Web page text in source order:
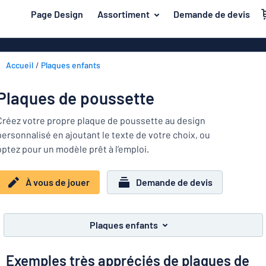
principal
Page Design Assortiment Demande de devis
Porte et boîte aux lettres
Maison et intérieur
Trafic et véhicules
Badges
Plaques animaux
Plaques enfants
Autocollants
Banderoles
Plaques
Plaques
Les
demandés
Matière
Porte
et
aux
lettres
Maison
et
et
au
de jouer
Accueil Plaques enfants
de poussette
votre propre plaque de poussette au design
en ajoutant le texte de votre choix, ou
pour un modèle prêt à l’emploi.
À vous de jouer Demande de devis
Plaques enfants
Exemples très appréciés de plaques de